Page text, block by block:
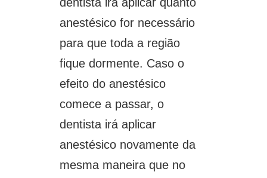
anestésico for necessário
para que toda a região
fique dormente. Caso o
efeito do anestésico
comece a passar, o
dentista irá aplicar
anestésico novamente da
mesma maneira que no